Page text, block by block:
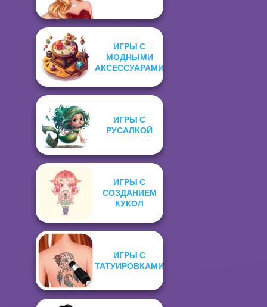
ИГРЫ С
МОДНЫМИ
АКСЕССУАРАМИ
ИГРЫ С
РУСАЛКОЙ
ИГРЫ С
СОЗДАНИЕМ
КУКОЛ
ИГРЫ С
ТАТУИРОВКАМИ